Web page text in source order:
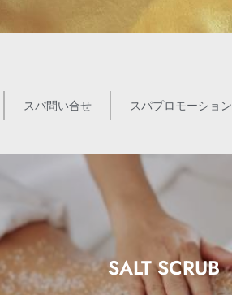
スパ問い合せ スパプロモーション
SALT SCRUB